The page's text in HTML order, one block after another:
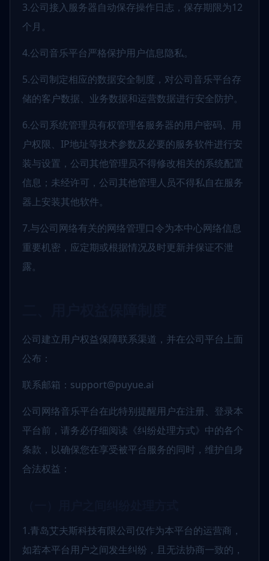
3.公司接入服务器自动保存操作日志，保存期限为12
个月。
4.公司音乐平台严格保护用户信息隐私。
5.公司制定相应的数据安全制度，对公司音乐平台存
储的客户数据、业务数据和运营数据进行安全防护。
6.公司系统管理员有权管理各服务器的用户密码、用
户权限、IP地址等技术参数及必要的服务软件进行安
装与设置，公司其他管理员不得修改相关的系统配置
信息；未经许可，公司其他管理人员不得私自在服务
器上安装其他软件。
7.与公司网络有关的网络管理口令为本中心网络信息
重要机密，应定期或根据情况及时更新并保证不泄
露。
公司建立用户权益保障联系渠道，并在公司平台上面
公布：
联系邮箱：support@puyue.ai
公司网络音乐平台在此特别提醒用户在注册、登录本
平台前，请务必仔细阅读《纠纷处理方式》中的各个
条款，以确保您在享受被平台服务的同时，维护自身
合法权益：
1.青岛艾夫斯科技有限公司仅作为本平台的运营商，
如若本平台用户之间发生纠纷，且无法协商一致的，